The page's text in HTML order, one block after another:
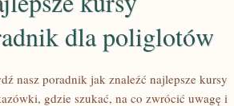
dla poliglotów
nasz poradnik jak znaleźć najlepsze kursy
gdzie szukać, na co zwrócić uwagę i